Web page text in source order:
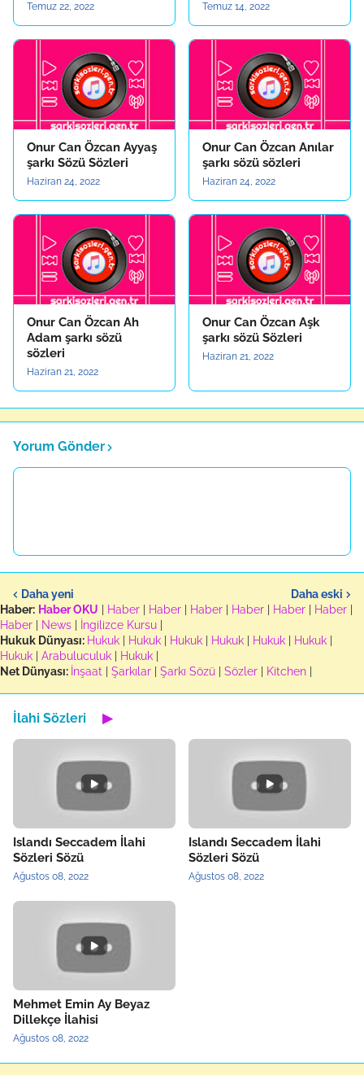
Temuz 22, 2022 Temuz 14, 2022
Onur Can Özcan Ayyaş
şarkı Sözü Sözleri
Haziran 24, 2022
Onur Can Özcan Anılar
şarkı sözü sözleri
Haziran 24, 2022
Onur Can Özcan Ah
Adam şarkı sözü
sözleri
Haziran 21, 2022
Onur Can Özcan Aşk
şarkı sözü Sözleri
Haziran 21, 2022
Yorum Gönder
Daha yeni
Daha eski
Haber: Haber OKU Haber Haber Haber Haber Haber Haber
Haber
News İngilizce Kursu
Hukuk Dünyası: Hukuk Hukuk Hukuk Hukuk Hukuk Hukuk
Hukuk
Arabuluculuk Hukuk
Net Dünyası: İnşaat Şarkılar Şarkı Sözü Sözler Kitchen
İlahi Sözleri ▶
Islandı Seccadem İlahi
Sözleri Sözü
Ağustos 08, 2022
Islandı Seccadem İlahi
Sözleri Sözü
Ağustos 08, 2022
Mehmet Emin Ay Beyaz
Dillekçe İlahisi
Ağustos 08, 2022